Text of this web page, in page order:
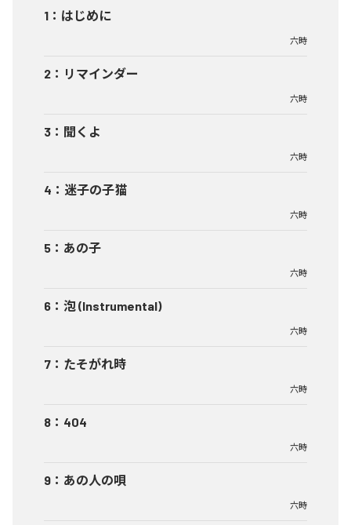
1 ： はじめに
六時
2 ： リマインダー
六時
3 ： 聞くよ
六時
4 ： 迷子の子猫
六時
5 ： あの子
六時
6 ： 泡 (Instrumental)
六時
7 ： たそがれ時
六時
8 ： 404
六時
9 ： あの人の唄
六時